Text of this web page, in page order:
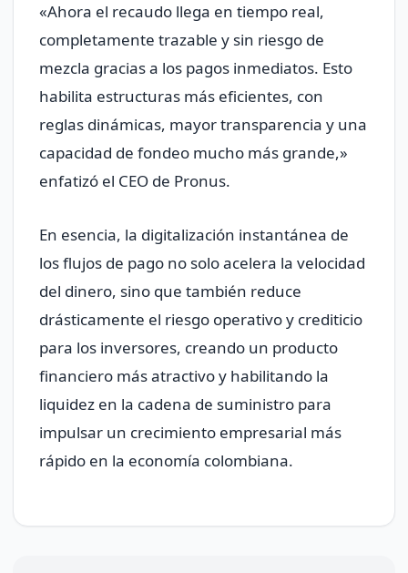
«Ahora el recaudo llega en tiempo real,
completamente trazable y sin riesgo de
mezcla gracias a los pagos inmediatos. Esto
habilita estructuras más eficientes, con
reglas dinámicas, mayor transparencia y una
capacidad de fondeo mucho más grande,»
enfatizó el CEO de Pronus.
En esencia, la digitalización instantánea de
los flujos de pago no solo acelera la velocidad
del dinero, sino que también reduce
drásticamente el riesgo operativo y crediticio
para los inversores, creando un producto
financiero más atractivo y habilitando la
liquidez en la cadena de suministro para
impulsar un crecimiento empresarial más
rápido en la economía colombiana.